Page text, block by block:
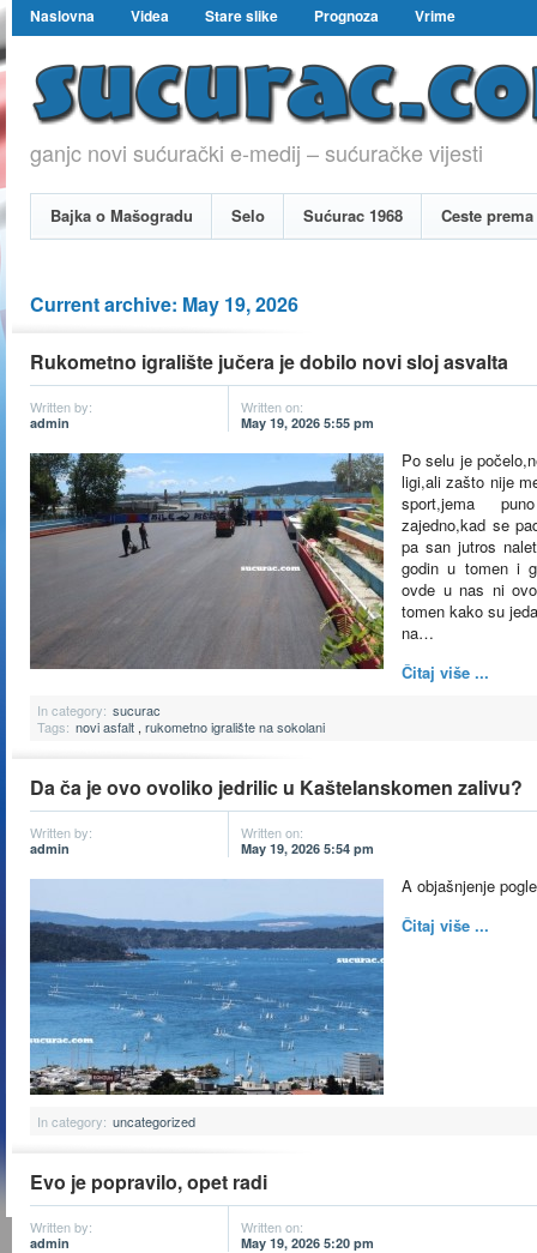
Naslovna Videa Stare slike Prognoza Vrime
ganjc novi sućurački e-medij – sućuračke vijesti
Bajka o Mašogradu Selo Sućurac 1968 Ceste
Current archive: May 19, 2026
Rukometno igralište jučera je dobilo novi sloj asvalta
Written by:
admin
Written on:
May 19, 2026 5:55 pm
Po selu je
ligi,ali zašto nije
sport,jema
zajedno,kad se
pa san jutros
godin u tomen i
ovde u nas ni
tomen kako su
na…
Čitaj više ...
In category: sucurac
Tags: novi asfalt , rukometno igralište na sokolani
Da ča je ovo ovoliko jedrilic u Kaštelanskomen zalivu?
Written by:
admin
Written on:
May 19, 2026 5:54 pm
A objašnjenje
Čitaj više ...
In category: uncategorized
Evo je popravilo, opet radi
Written by:
admin
Written on:
May 19, 2026 5:20 pm